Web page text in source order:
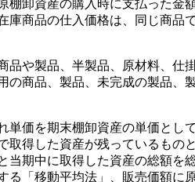
棚卸資産の購入時に支払った
庫商品の仕入価格は、同じ商
品や製品、半製品、原材料、
の商品、製品、未完成の製品
単価を期末棚卸資産の単価と
取得した資産が残っているも
当期中に取得した資産の総額
「移動平均法」、販売価額に